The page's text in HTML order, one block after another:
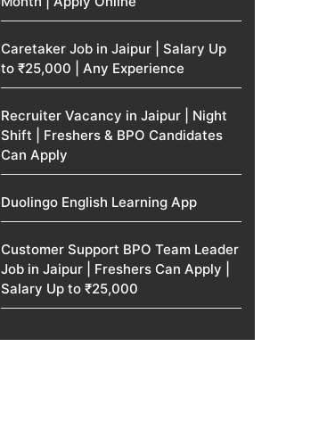
Caretaker Job in Jaipur | Salary Up
to ₹25,000 | Any Experience
Recruiter Vacancy in Jaipur | Night
Shift | Freshers & BPO Candidates
Can Apply
Duolingo English Learning App
Customer Support BPO Team Leader
Job in Jaipur | Freshers Can Apply |
Salary Up to ₹25,000